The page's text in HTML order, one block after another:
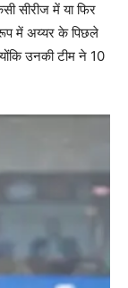
सीरीज में या फिर
रूप में अय्यर के पिछले
उनकी टीम ने 10